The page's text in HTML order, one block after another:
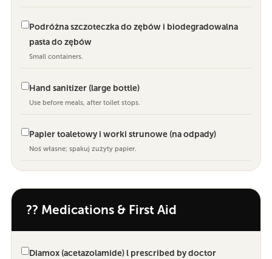
Podróżna szczoteczka do zębów i biodegradowalna
pasta do zębów
Small containers.
Hand sanitizer (large bottle)
Use before meals, after toilet stops.
Papier toaletowy i worki strunowe (na odpady)
Noś własne; spakuj zużyty papier.
?? Medications & First Aid
Diamox (acetazolamide) l prescribed by doctor